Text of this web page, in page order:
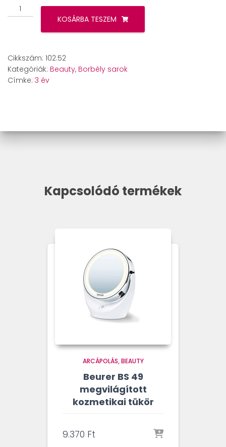
Beurer
MN2X
KOSÁRBA TESZEM
Cikkszám: 102.52
Kategóriák: Beauty, Borbély sarok
Címke: 3 év
Kapcsolódó termékek
ARCÁPOLÁS BEAUTY
Beurer BS 49
megvilágított
kozmetikai tükör
9.370 Ft